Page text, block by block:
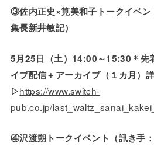
③佐内正史×筧美和子トークイベ
集長新井敏記）
5月25日（土）14:00～15:30＊先
イブ配信＋アーカイブ（１カ月）
▷https://www.switch-
pub.co.jp/
④沢渡朔トークイベント（訊き手